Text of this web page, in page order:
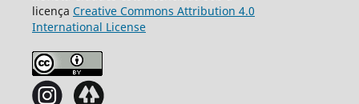
licença Creative Commons Attribution 4.0
International License